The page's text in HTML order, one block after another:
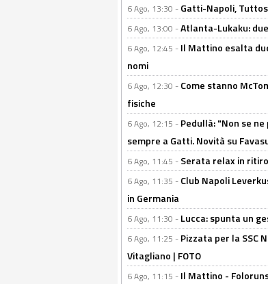
6 Ago, 13:30 - Gatti-Napoli,
6 Ago, 13:00 -Atlanta-Lukaku:
6 Ago, 12:45 - Il Mattino esalta
nomi
6 Ago, 12:30 - Come stanno
fisiche
6 Ago, 12:15 - Pedullà: "Non se
sempre a Gatti. Novità su
6 Ago, 11:45 - Serata relax in
6 Ago, 11:35 - Club Napoli
in Germania
6 Ago, 11:30 - Lucca: spunta un
6 Ago, 11:25 - Pizzata per la SSC
Vitagliano | FOTO
6 Ago, 11:15 - Il Mattino -